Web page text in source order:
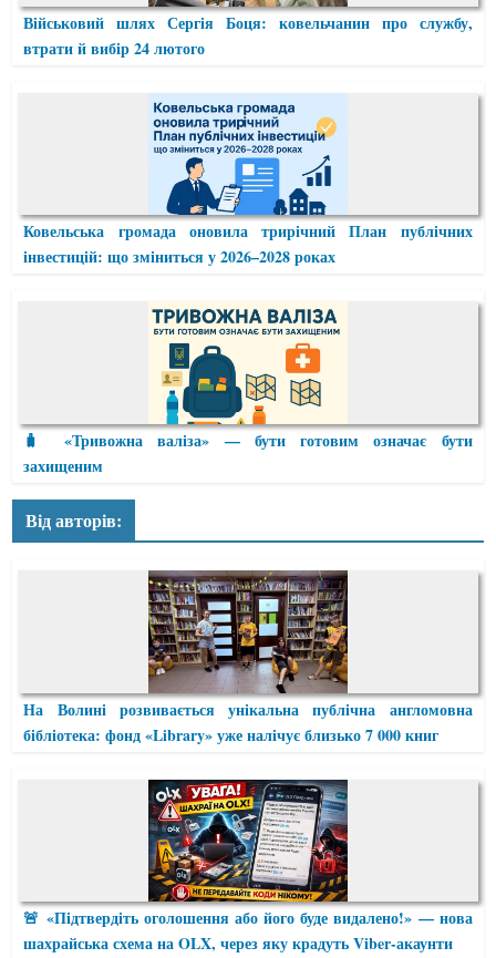
Військовий шлях Сергія Боця: ковельчанин про службу,
втрати й вибір 24 лютого
Ковельська громада оновила трирічний План публічних
інвестицій: що зміниться у 2026–2028 роках
🧳 «Тривожна валіза» — бути готовим означає бути
захищеним
Від авторів:
На Волині розвивається унікальна публічна англомовна
бібліотека: фонд «Library» уже налічує близько 7 000 книг
🚨 «Підтвердіть оголошення або його буде видалено!» — нова
шахрайська схема на OLX, через яку крадуть Viber-акаунти